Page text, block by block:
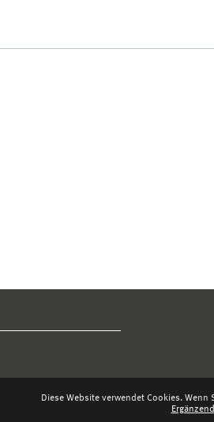
Diese Website verwendet Cookies.